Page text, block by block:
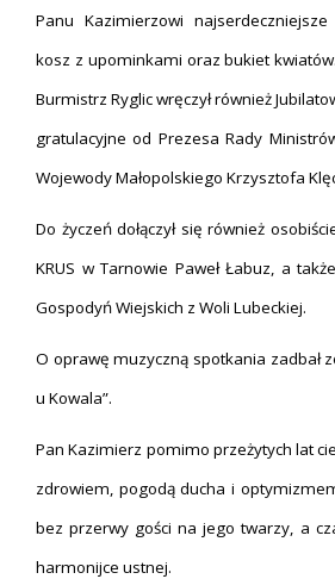
Panu Kazimierzowi
kosz z upominkami oraz bukiet
Burmistrz Ryglic wręczył również
gratulacyjne od Prezesa Rady
Wojewody Małopolskiego Krzysztofa
Do życzeń dołączył się również
KRUS w Tarnowie Paweł Łabuz, a
Gospodyń Wiejskich z Woli Lubeckiej.
O oprawę muzyczną spotkania zadbał
u Kowala”.
Pan Kazimierz pomimo przeżytych lat
zdrowiem, pogodą ducha i
bez przerwy gości na jego twarzy, a
harmonijce ustnej.